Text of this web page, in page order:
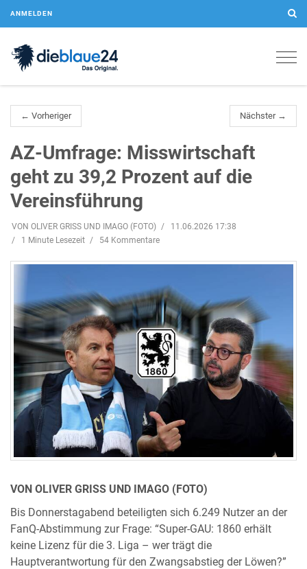
ANMELDEN
← Vorheriger Nächster →
AZ-Umfrage: Misswirtschaft
geht zu 39,2 Prozent auf die
Vereinsführung
VON OLIVER GRISS UND IMAGO (FOTO)
11.06.2026 17:38
1 Minute Lesezeit
54 Kommentare
VON OLIVER GRISS UND IMAGO (FOTO)
Bis Donnerstagabend beteiligten sich 6.249 Nutzer an der
FanQ-Abstimmung zur Frage: “Super-GAU: 1860 erhält
keine Lizenz für die 3. Liga – wer trägt die
Hauptverantwortung für den Zwangsabstieg der Löwen?”